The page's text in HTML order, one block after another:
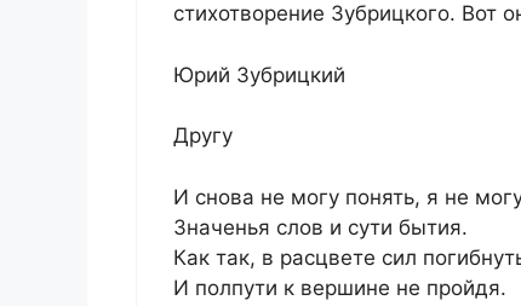
стихотворение Зубрицкого. Вот
Юрий Зубрицкий
Другу
И снова не могу понять, я не
Значенья слов и сути бытия.
Как так, в расцвете сил
И полпути к вершине не пройдя.